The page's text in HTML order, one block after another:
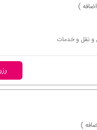
)
و نقل و خدمات
)